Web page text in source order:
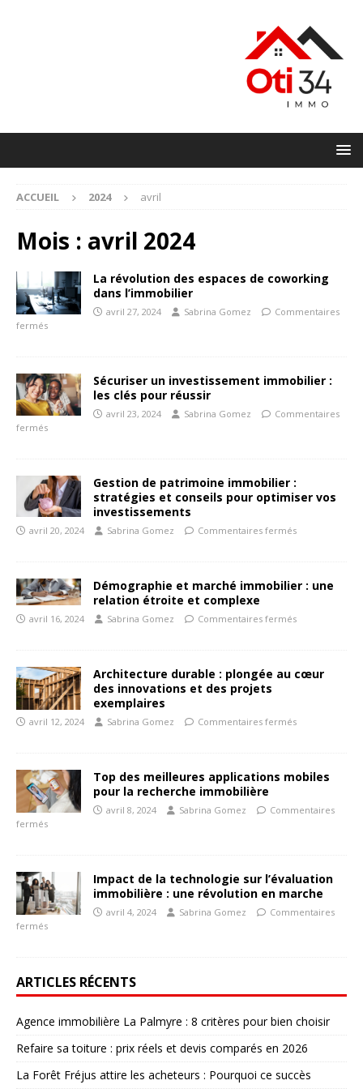
ACCUEIL 2024 avril
Mois : avril 2024
La révolution des espaces de coworking
dans l’immobilier
avril 27, 2024 Sabrina Gomez
Commentaires
fermés
Sécuriser un investissement immobilier :
les clés pour réussir
avril 23, 2024 Sabrina Gomez
Commentaires
fermés
Gestion de patrimoine immobilier :
stratégies et conseils pour optimiser vos
investissements
avril 20, 2024 Sabrina Gomez Commentaires fermés
Démographie et marché immobilier : une
relation étroite et complexe
avril 16, 2024 Sabrina Gomez Commentaires fermés
Architecture durable : plongée au cœur
des innovations et des projets
exemplaires
avril 12, 2024 Sabrina Gomez Commentaires fermés
Top des meilleures applications mobiles
pour la recherche immobilière
avril 8, 2024 Sabrina Gomez
Commentaires
fermés
Impact de la technologie sur l’évaluation
immobilière : une révolution en marche
avril 4, 2024 Sabrina Gomez
Commentaires
fermés
ARTICLES RÉCENTS
Agence immobilière La Palmyre : 8 critères pour bien choisir
Refaire sa toiture : prix réels et devis comparés en 2026
La Forêt Fréjus attire les acheteurs : Pourquoi ce succès